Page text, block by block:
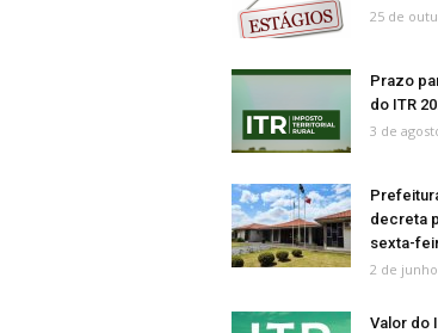
25 de
Prazo
do ITR
3 de
decreta
sexta-
2 de
Valor do